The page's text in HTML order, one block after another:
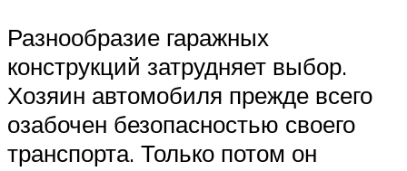
Разнообразие гаражных
конструкций затрудняет выбор.
Хозяин автомобиля прежде всего
озабочен безопасностью своего
транспорта. Только потом он